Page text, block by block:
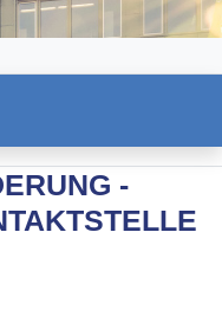
-